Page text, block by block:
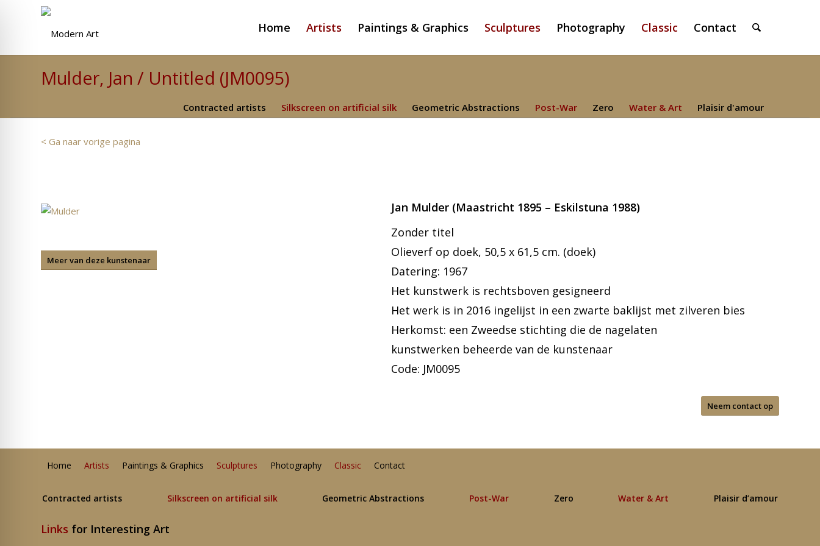
Home Artists Paintings & Graphics Sculptures Photography Classic Contact
Mulder, Jan / Untitled (JM0095)
Contracted artists Silkscreen on artificial silk Geometric Abstractions Post-War Zero Water & Art Plaisir d'amour
< Ga naar vorige pagina
Meer van deze kunstenaar
Jan Mulder (Maastricht 1895 – Eskilstuna 1988)
Zonder titel
Olieverf op doek, 50,5 x 61,5 cm. (doek)
Datering: 1967
Het kunstwerk is rechtsboven gesigneerd
Het werk is in 2016 ingelijst in een zwarte baklijst met zilveren bies
Herkomst: een Zweedse stichting die de nagelaten
kunstwerken beheerde van de kunstenaar
Code: JM0095
Neem contact op
Home Artists Paintings & Graphics Sculptures Photography Classic Contact
Contracted artists Silkscreen on artificial silk Geometric Abstractions Post-War Zero Water & Art Plaisir d’amour
Links for Interesting Art